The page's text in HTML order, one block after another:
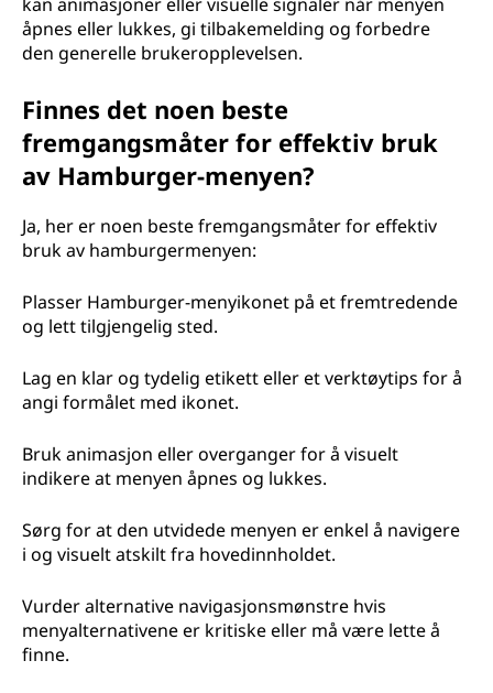
åpnes eller lukkes, gi tilbakemelding og forbedre
den generelle brukeropplevelsen.
Finnes det noen beste
fremgangsmåter for effektiv bruk
av Hamburger-menyen?
Ja, her er noen beste fremgangsmåter for effektiv
bruk av hamburgermenyen:
Plasser Hamburger-menyikonet på et fremtredende
og lett tilgjengelig sted.
Lag en klar og tydelig etikett eller et verktøytips for å
angi formålet med ikonet.
Bruk animasjon eller overganger for å visuelt
indikere at menyen åpnes og lukkes.
Sørg for at den utvidede menyen er enkel å navigere
i og visuelt atskilt fra hovedinnholdet.
Vurder alternative navigasjonsmønstre hvis
menyalternativene er kritiske eller må være lette å
finne.